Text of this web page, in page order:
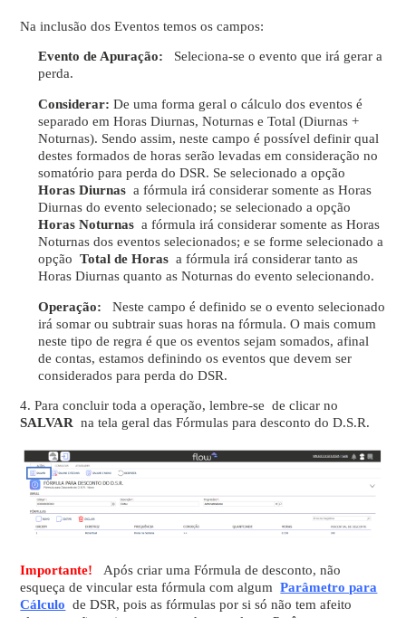
Na inclusão dos Eventos temos os campos:
Evento de Apuração: Seleciona-se o evento que irá gerar a
perda.
Considerar:De uma forma geral o cálculo dos eventos é
separado em Horas Diurnas, Noturnas e Total (Diurnas +
Noturnas). Sendo assim, neste campo é possível definir qual
destes formados de horas serão levadas em consideração no
somatório para perda do DSR. Se selecionado a opção
Horas Diurnas a fórmula irá considerar somente as Horas
Diurnas do evento selecionado; se selecionado a opção
Horas Noturnas a fórmula irá considerar somente as Horas
Noturnas dos eventos selecionados; e se forme selecionado a
opçãoTotal de Horas a fórmula irá considerar tanto as
Horas Diurnas quanto as Noturnas do evento selecionando.
Operação: Neste campo é definido se o evento selecionado
irá somar ou subtrair suas horas na fórmula. O mais comum
neste tipo de regra é que os eventos sejam somados, afinal
de contas, estamos definindo os eventos que devem ser
considerados para perda do DSR.
4. Para concluir toda a operação, lembre-se de clicar no
SALVAR na tela geral das Fórmulas para desconto do D.S.R.
Importante! Após criar uma Fórmula de desconto, não
esqueça de vincular esta fórmula com algumParâmetro para
Cálculo de DSR, pois as fórmulas por si só não tem afeito